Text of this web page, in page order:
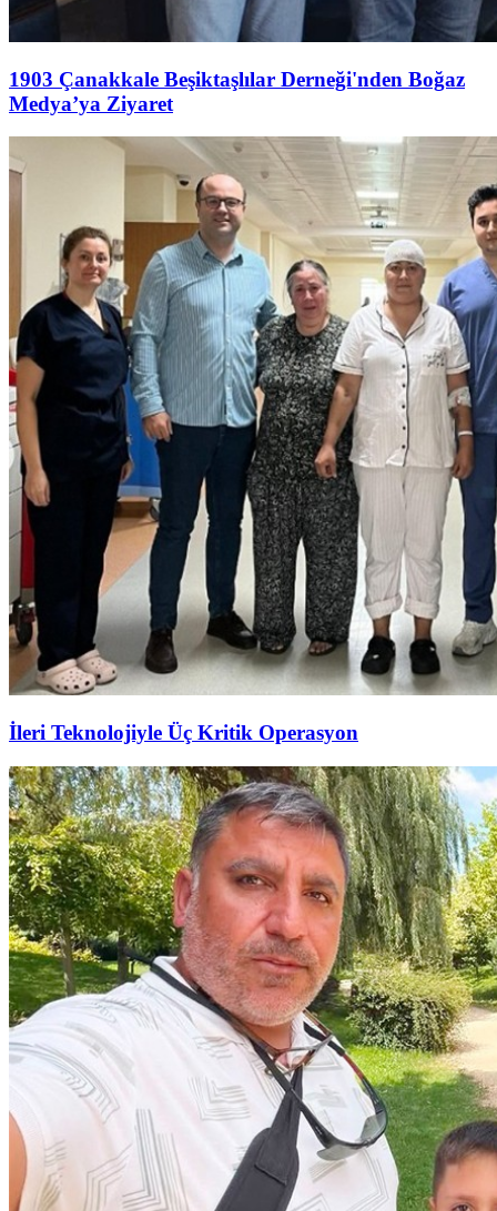
1903 Çanakkale Beşiktaşlılar Derneği'nden Boğaz
Medya’ya Ziyaret
İleri Teknolojiyle Üç Kritik Operasyon